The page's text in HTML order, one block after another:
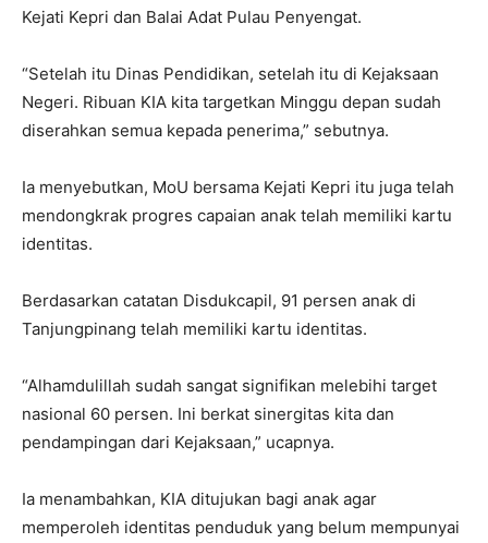
Kejati Kepri dan Balai Adat Pulau Penyengat.
“Setelah itu Dinas Pendidikan, setelah itu di Kejaksaan
Negeri. Ribuan KIA kita targetkan Minggu depan sudah
diserahkan semua kepada penerima,” sebutnya.
Ia menyebutkan, MoU bersama Kejati Kepri itu juga telah
mendongkrak progres capaian anak telah memiliki kartu
identitas.
Berdasarkan catatan Disdukcapil, 91 persen anak di
Tanjungpinang telah memiliki kartu identitas.
“Alhamdulillah sudah sangat signifikan melebihi target
nasional 60 persen. Ini berkat sinergitas kita dan
pendampingan dari Kejaksaan,” ucapnya.
Ia menambahkan, KIA ditujukan bagi anak agar
memperoleh identitas penduduk yang belum mempunyai